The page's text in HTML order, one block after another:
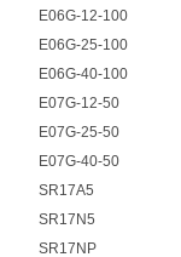
E06G-12-100
E06G-25-100
E06G-40-100
E07G-12-50
E07G-25-50
E07G-40-50
SR17A5
SR17N5
SR17NP